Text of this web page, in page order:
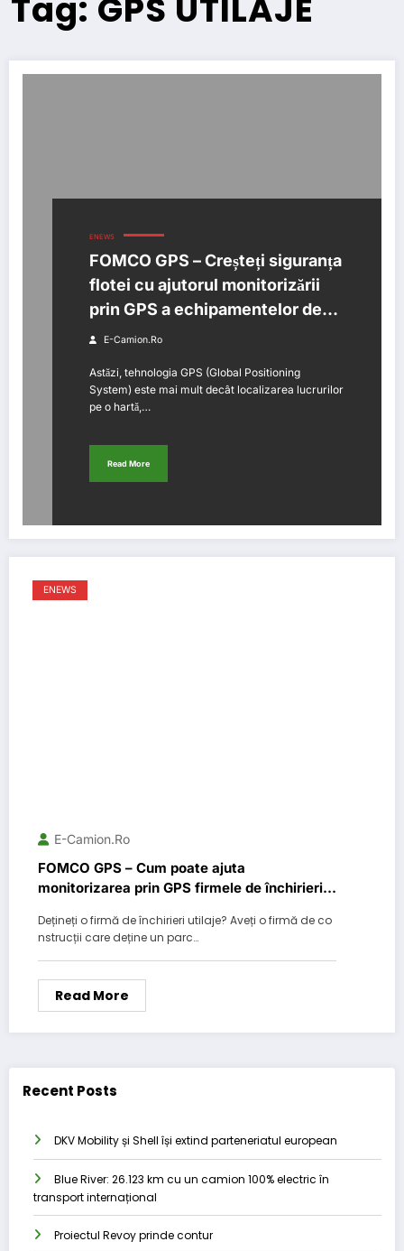
Tag: GPS UTILAJE
ENEWS
FOMCO GPS – Creșteți siguranța
flotei cu ajutorul monitorizării
prin GPS a echipamentelor de
construcții
E-Camion.ro
Astăzi, tehnologia GPS (Global Positioning
System) este mai mult decât localizarea lucrurilor
pe o hartă,…
Read More
ENEWS
E-Camion.ro
FOMCO GPS – Cum poate ajuta
monitorizarea prin GPS firmele de închirieri
Dețineți o firmă de închirieri utilaje? Aveți o firmă de co
nstrucții care deține un parc…
Read More
Recent Posts
DKV Mobility și Shell își extind parteneriatul european
Blue River: 26.123 km cu un camion 100% electric în
transport internațional
Proiectul Revoy prinde contur